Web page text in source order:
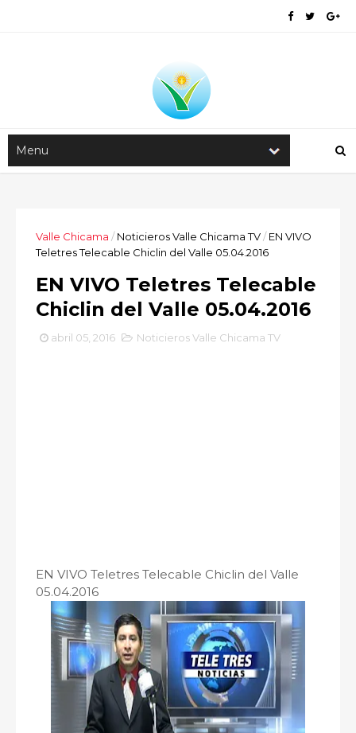
Valle Chicama / Noticieros Valle Chicama TV/ EN VIVO
Teletres Telecable Chiclin del Valle 05.04.2016
EN VIVO Teletres Telecable
Chiclin del Valle 05.04.2016
abril 05, 2016 Noticieros Valle Chicama TV
EN VIVO Teletres Telecable Chiclin del Valle
05.04.2016